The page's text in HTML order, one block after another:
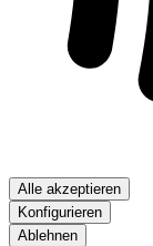
Alle akzeptieren
Konfigurieren
Ablehnen